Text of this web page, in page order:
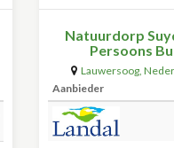
Natuurdorp
Persoons
Lauwersoog,
Aanbieder